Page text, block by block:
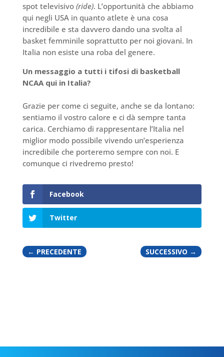
spot televisivo (ride). L’opportunità che abbiamo
qui negli USA in quanto atlete è una cosa
incredibile e sta davvero dando una svolta al
basket femminile soprattutto per noi giovani. In
Italia non esiste una roba del genere.
Un messaggio a tutti i tifosi di basketball
NCAA qui in Italia?
Grazie per come ci seguite, anche se da lontano:
sentiamo il vostro calore e ci dà sempre tanta
carica. Cerchiamo di rappresentare l’Italia nel
miglior modo possibile vivendo un’esperienza
incredibile che porteremo sempre con noi. E
comunque ci rivedremo presto!
Facebook
Twitter
← PRECEDENTE SUCCESSIVO →